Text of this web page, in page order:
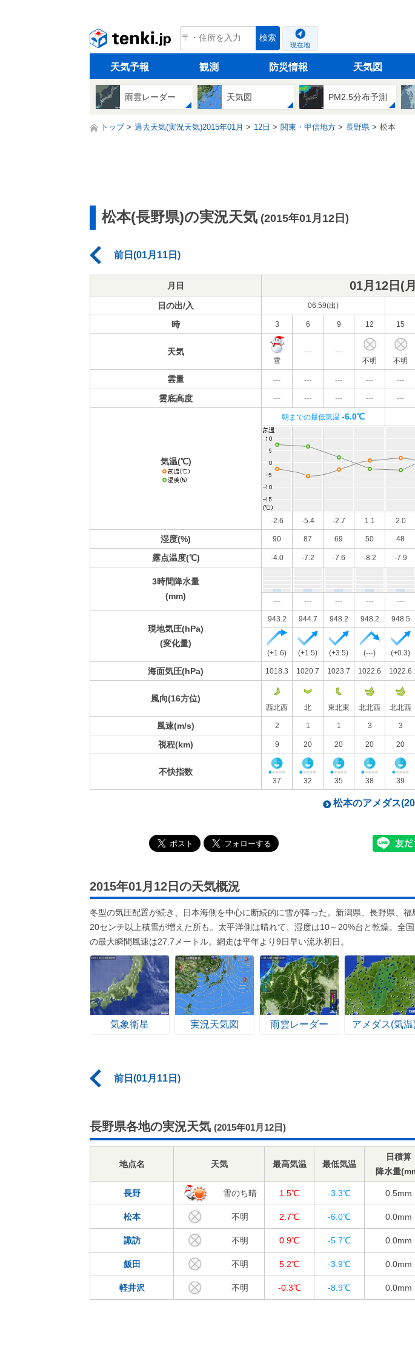
tenki.jp 検索
現在地
天気予報 観測 防災情報 天気図
雨雲レーダー 天気図 PM2.5分布予測
トップ 過去天気(実況天気)2015年01月 12日 関東・甲信地方 長野県 松本
松本(長野県)の実況天気 (2015年01月12日)
前日(01月11日)
月日 01月12日(月
日の出/入 06:59(出)
時 3 6 9 12 15
天気
雪
---
---
不明
不明
雲量 --- --- --- --- ---
雲底高度 --- --- --- --- ---
気温(℃)
朝までの最低気温 -6.0℃
-2.6 -5.4 -2.7 1.1 2.0
湿度(%) 90 87 69 50 48
露点温度(℃) -4.0 -7.2 -7.6 -8.2 -7.9
3時間降水量
(mm)
--- --- --- --- ---
現地気圧(hPa)
(変化量)
943.2 944.7 948.2 948.2 948.5
(+1.6) (+1.5) (+3.5) (---) (+0.3)
海面気圧(hPa) 1018.3 1020.7 1023.7 1022.6 1022.6
風向(16方位)
西北西 北 東北東 北北西 北北西
風速(m/s) 2 1 1 3 3
視程(km) 9 20 20 20 20
不快指数
37 32 35 38 39
松本のアメダス
2015年01月12日の天気概況
冬型の気圧配置が続き、日本海側を中心に断続的に雪が降った。新潟県、長野県、
20センチ以上積雪が増えた所も。太平洋側は晴れて、湿度は10～20%台と乾燥。全
の最大瞬間風速は27.7メートル。網走は平年より9日早い流氷初日。
気象衛星 実況天気図 雨雲レーダー アメダス(気温
前日(01月11日)
長野県各地の実況天気 (2015年01月12日)
地点名 天気 最高気温 最低気温
日積算
降水量
長野 雪のち晴 1.5℃ -3.3℃ 0.5mm
松本 不明 2.7℃ -6.0℃ 0.0mm
諏訪 不明 0.9℃ -5.7℃ 0.0mm
飯田 不明 5.2℃ -3.9℃ 0.0mm
軽井沢 不明 -0.3℃ -8.9℃ 0.0mm